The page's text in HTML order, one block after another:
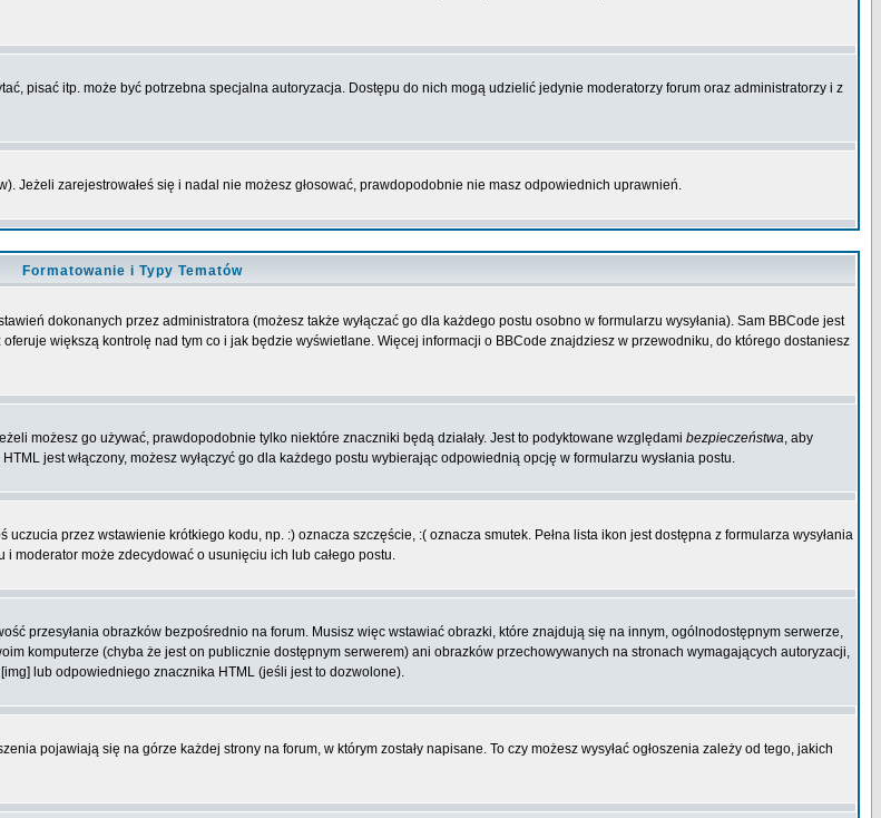
pisać itp. może być potrzebna specjalna autoryzacja. Dostępu do nich mogą udzielić jedynie moderatorzy forum oraz administratorzy i z
Jeżeli zarejestrowałeś się i nadal nie możesz głosować, prawdopodobnie nie masz odpowiednich uprawnień.
Formatowanie i Typy Tematów
dokonanych przez administratora (możesz także wyłączać go dla każdego postu osobno w formularzu wysyłania). Sam BBCode jest
większą kontrolę nad tym co i jak będzie wyświetlane. Więcej informacji o BBCode znajdziesz w przewodniku, do którego dostaniesz
możesz go używać, prawdopodobnie tylko niektóre znaczniki będą działały. Jest to podyktowane względami bezpieczeństwa, aby
jest włączony, możesz wyłączyć go dla każdego postu wybierając odpowiednią opcję w formularzu wysłania postu.
przez wstawienie krótkiego kodu, np. :) oznacza szczęście, :( oznacza smutek. Pełna lista ikon jest dostępna z formularza wysyłania
moderator może zdecydować o usunięciu ich lub całego postu.
przesyłania obrazków bezpośrednio na forum. Musisz więc wstawiać obrazki, które znajdują się na innym, ogólnodostępnym serwerze,
komputerze (chyba że jest on publicznie dostępnym serwerem) ani obrazków przechowywanych na stronach wymagających autoryzacji,
lub odpowiedniego znacznika HTML (jeśli jest to dozwolone).
pojawiają się na górze każdej strony na forum, w którym zostały napisane. To czy możesz wysyłać ogłoszenia zależy od tego, jakich